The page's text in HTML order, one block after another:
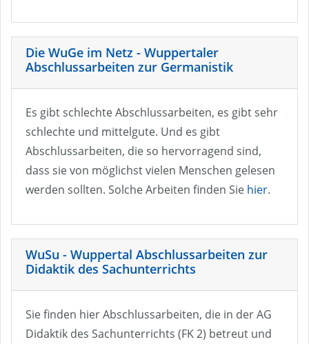
Die WuGe im Netz - Wuppertaler
Abschlussarbeiten zur Germanistik
Es gibt schlechte Abschlussarbeiten, es gibt sehr
schlechte und mittelgute. Und es gibt
Abschlussarbeiten, die so hervorragend sind,
dass sie von möglichst vielen Menschen gelesen
werden sollten. Solche Arbeiten finden Sie hier.
WuSu - Wuppertal Abschlussarbeiten zur
Didaktik des Sachunterrichts
Sie finden hier Abschlussarbeiten, die in der AG
Didaktik des Sachunterrichts (FK 2) betreut und